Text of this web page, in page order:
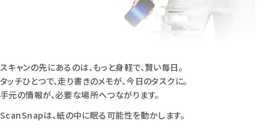
スキャンの先にあるのは、もっと身軽で、賢い毎日。
タッチひとつで、走り書きのメモが、今日のタスクに。
手元の情報が、必要な場所へつながります。
ScanSnapは、紙の中に眠る可能性を動かします。